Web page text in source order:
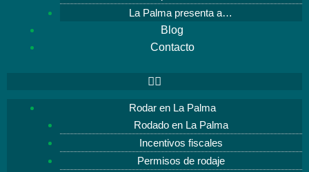
La Palma presenta a…
Blog
Contacto
Rodar en La Palma
Rodado en La Palma
Incentivos fiscales
Permisos de rodaje